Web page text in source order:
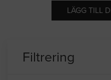
LÄGG TILL
Filtrering